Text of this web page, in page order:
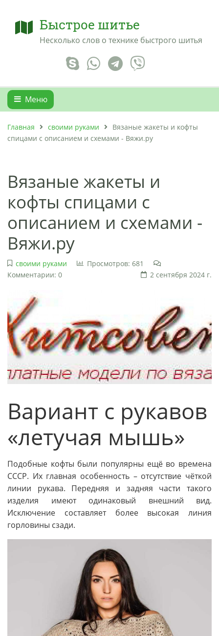
Быстрое шитье
Несколько слов о технике быстрого шитья
Меню
Главная своими руками
Вязаные жакеты и кофты
спицами с описанием и схемами - Вяжи.ру
Вязаные жакеты и
кофты спицами с
описанием и схемами -
Вяжи.ру
своими руками
Просмотров: 681
Комментарии: 0
2 сентября 2024 г.
Вариант с рукавов
«летучая мышь»
Подобные кофты были популярны ещё во времена
СССР. Их главная особенность – отсутствие чёткой
линии рукава. Передняя и задняя части такого
изделия имеют одинаковый внешний вид.
Исключение составляет более высокая линия
горловины сзади.